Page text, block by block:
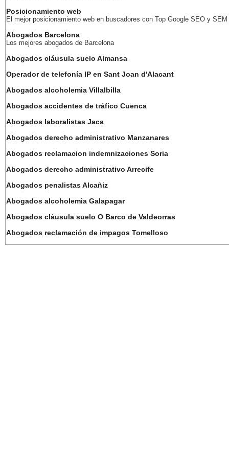
Posicionamiento web
El mejor posicionamiento web en buscadores con Top Google SEO y SEM
Abogados Barcelona
Los mejores abogados de Barcelona
Abogados cláusula suelo Almansa
Operador de telefonía IP en Sant Joan d'Alacant
Abogados alcoholemia Villalbilla
Abogados accidentes de tráfico Cuenca
Abogados laboralistas Jaca
Abogados derecho administrativo Manzanares
Abogados reclamacion indemnizaciones Soria
Abogados derecho administrativo Arrecife
Abogados penalistas Alcañiz
Abogados alcoholemia Galapagar
Abogados cláusula suelo O Barco de Valdeorras
Abogados reclamación de impagos Tomelloso